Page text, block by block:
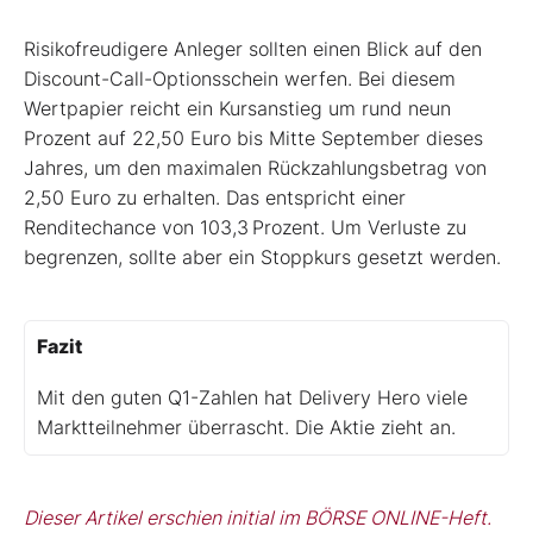
Risikofreudigere Anleger sollten einen Blick auf den
Discount-Call-Optionsschein werfen. Bei diesem
Wertpapier reicht ein Kursanstieg um rund neun
Prozent auf 22,50 Euro bis Mitte September dieses
Jahres, um den maximalen Rückzahlungsbetrag von
2,50 Euro zu erhalten. Das entspricht einer
Renditechance von 103,3 Prozent. Um Verluste zu
begrenzen, sollte aber ein Stoppkurs gesetzt werden.
Fazit
Mit den guten Q1-Zahlen hat Delivery Hero viele
Marktteilnehmer überrascht. Die Aktie zieht an.
Dieser Artikel erschien initial im BÖRSE ONLINE-Heft.